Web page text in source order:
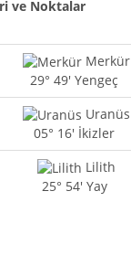
ve Noktalar
Merkür
29° 49' Yengeç
Uranüs
05° 16' İkizler
Lilith
25° 54' Yay